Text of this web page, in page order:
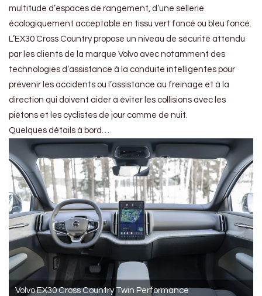
multitude d’espaces de rangement, d’une sellerie
écologiquement acceptable en tissu vert foncé ou bleu foncé.
L’EX30 Cross Country propose un niveau de sécurité attendu
par les clients de la marque Volvo avec notamment des
technologies d’assistance à la conduite intelligentes pour
prévenir les accidents ou l’assistance au freinage et à la
direction qui doivent aider à éviter les collisions avec les
piétons et les cyclistes de jour comme de nuit.
Quelques détails à bord…
Volvo EX30 Cross Country Twin Performance